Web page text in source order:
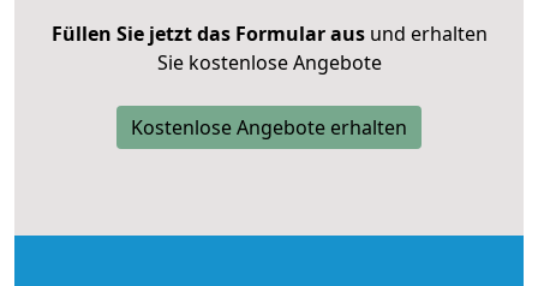
Füllen Sie jetzt das Formular ausund erhalten
Sie kostenlose Angebote
Kostenlose Angebote erhalten